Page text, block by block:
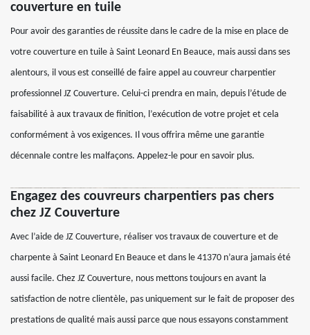
couverture en tuile
Pour avoir des garanties de réussite dans le cadre de la mise en place de
votre couverture en tuile à Saint Leonard En Beauce, mais aussi dans ses
alentours, il vous est conseillé de faire appel au couvreur charpentier
professionnel JZ Couverture. Celui-ci prendra en main, depuis l’étude de
faisabilité à aux travaux de finition, l’exécution de votre projet et cela
conformément à vos exigences. Il vous offrira même une garantie
décennale contre les malfaçons. Appelez-le pour en savoir plus.
Engagez des couvreurs charpentiers pas chers
chez JZ Couverture
Avec l’aide de JZ Couverture, réaliser vos travaux de couverture et de
charpente à Saint Leonard En Beauce et dans le 41370 n’aura jamais été
aussi facile. Chez JZ Couverture, nous mettons toujours en avant la
satisfaction de notre clientèle, pas uniquement sur le fait de proposer des
prestations de qualité mais aussi parce que nous essayons constamment